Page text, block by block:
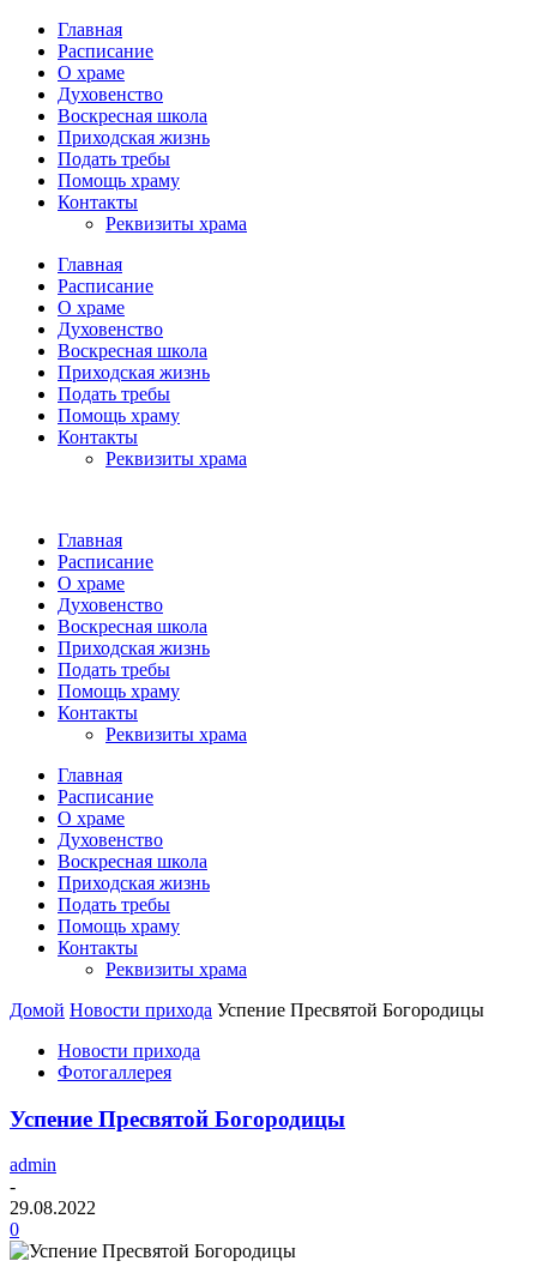
Главная
Расписание
О храме
Духовенство
Воскресная школа
Приходская жизнь
Подать требы
Помощь храму
Контакты
Реквизиты храма
Главная
Расписание
О храме
Духовенство
Воскресная школа
Приходская жизнь
Подать требы
Помощь храму
Контакты
Реквизиты храма
Главная
Расписание
О храме
Духовенство
Воскресная школа
Приходская жизнь
Подать требы
Помощь храму
Контакты
Реквизиты храма
Главная
Расписание
О храме
Духовенство
Воскресная школа
Приходская жизнь
Подать требы
Помощь храму
Контакты
Реквизиты храма
Домой Новости прихода Успение Пресвятой Богородицы
Новости прихода
Фотогаллерея
Успение Пресвятой Богородицы
admin
-
29.08.2022
0